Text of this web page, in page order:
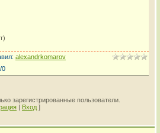
: alexandrkomarov
/0
зарегистрированные пользователи.
| Вход ]